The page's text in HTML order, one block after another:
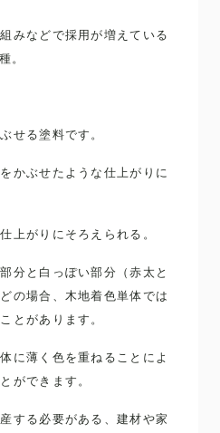
みなどで採用が増えている
。
せる塗料です。
かぶせたような仕上がりに
上がりにそろえられる。
分と白っぽい部分（赤太と
の場合、木地着色単体では
とがあります。
に薄く色を重ねることによ
ができます。
する必要がある、建材や家